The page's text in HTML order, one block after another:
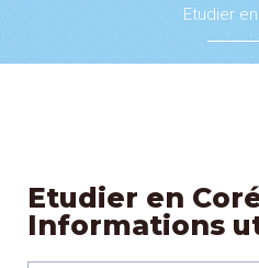
Etudier
Etudier en
Informations